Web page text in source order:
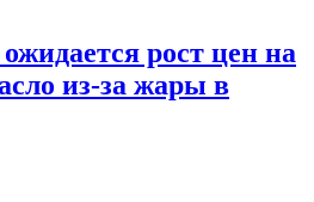
рост цен на
из-за жары в